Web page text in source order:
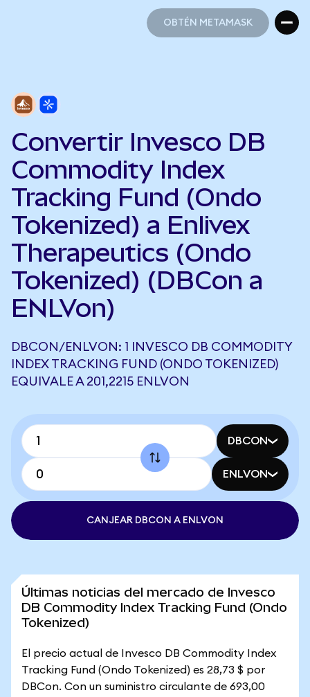
OBTÉN METAMASK
Convertir Invesco DB
Commodity Index
Tracking Fund (Ondo
Tokenized) a Enlivex
Therapeutics (Ondo
Tokenized) (DBCon a
ENLVon)
DBCON/ENLVON: 1 INVESCO DB COMMODITY
INDEX TRACKING FUND (ONDO TOKENIZED)
EQUIVALE A 201,2215 ENLVON
DBCON
ENLVON
CANJEAR DBCON A ENLVON
Últimas noticias del mercado de Invesco
DB Commodity Index Tracking Fund (Ondo
Tokenized)
El precio actual de Invesco DB Commodity Index
Tracking Fund (Ondo Tokenized) es 28,73 $ por
DBCon. Con un suministro circulante de 693,00